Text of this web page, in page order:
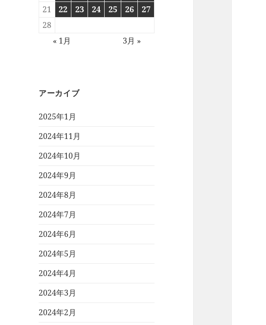
21
22 23 24 25 26
27
28
« 1月
3月 »
アーカイブ
2025年1月
2024年11月
2024年10月
2024年9月
2024年8月
2024年7月
2024年6月
2024年5月
2024年4月
2024年3月
2024年2月